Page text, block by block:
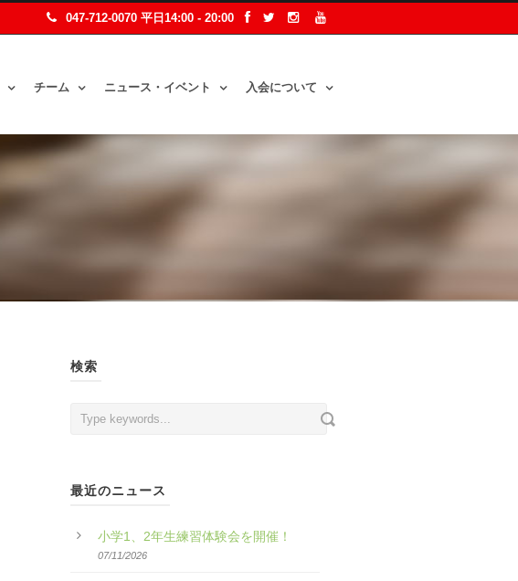
047-712-0070 平日14:00 - 20:00
チーム ニュース・イベント 入会について
検索
最近のニュース
小学1、2年生練習体験会を開催！
07/11/2026